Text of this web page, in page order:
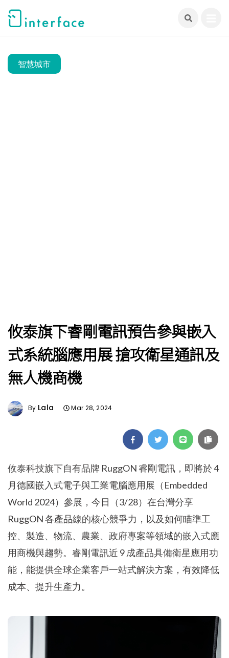
智慧城市
攸泰旗下睿剛電訊預告參與嵌入
式系統腦應用展 搶攻衛星通訊及
無人機商機
By Lala Mar 28, 2024
攸泰科技旗下自有品牌 RuggON 睿剛電訊，即將於 4
月德國嵌入式電子與工業電腦應用展（Embedded
World 2024）參展，今日（3/28）在台灣分享
RuggON 各產品線的核心競爭力，以及如何瞄準工
控、製造、物流、農業、政府專案等領域的嵌入式應
用商機與趨勢。睿剛電訊近 9 成產品具備衛星應用功
能，能提供全球企業客戶一站式解決方案，有效降低
成本、提升生產力。